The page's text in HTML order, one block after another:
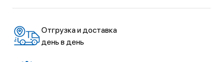
Отгрузка и доставка
день в день